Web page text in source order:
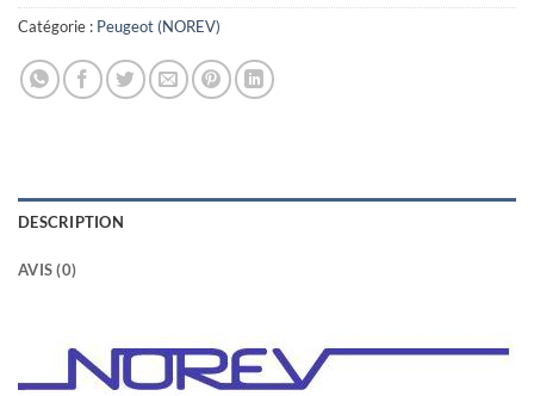
Catégorie : Peugeot (NOREV)
DESCRIPTION
AVIS (0)